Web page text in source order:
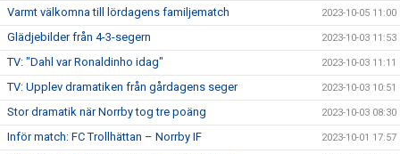
Varmt välkomna till lördagens familjematch 2023-10-05 11:00
Glädjebilder från 4-3-segern 2023-10-03 11:53
TV: "Dahl var Ronaldinho idag" 2023-10-03 11:11
TV: Upplev dramatiken från gårdagens seger 2023-10-03 10:51
Stor dramatik när Norrby tog tre poäng 2023-10-03 08:30
Inför match: FC Trollhättan – Norrby IF 2023-10-01 17:57